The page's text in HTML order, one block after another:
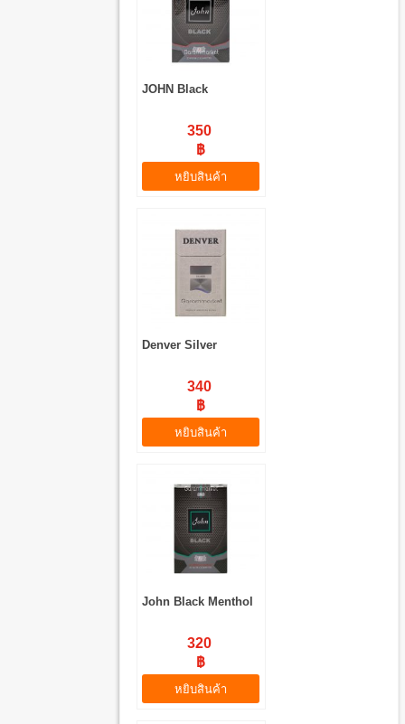
JOHN Black
350
฿
หยิบสินค้า
Denver Silver
340
฿
หยิบสินค้า
John Black Menthol
320
฿
หยิบสินค้า